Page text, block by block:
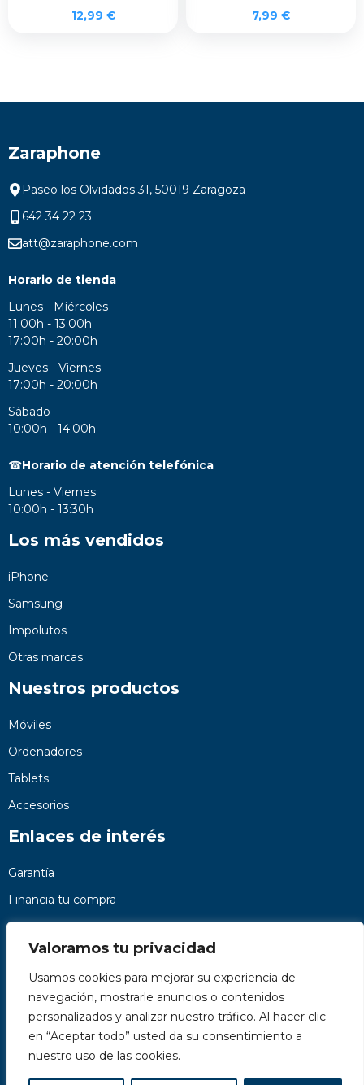
Valoramos tu privacidad
Usamos cookies para mejorar su experiencia de
navegación, mostrarle anuncios o contenidos
personalizados y analizar nuestro tráfico. Al hacer clic
en “Aceptar todo” usted da su consentimiento a
nuestro uso de las cookies.
12,99 € 7,99 €
Zaraphone
Paseo los Olvidados 31, 50019 Zaragoza
642 34 22 23
att@zaraphone.com
Horario de tienda
Lunes - Miércoles
11:00h - 13:00h
17:00h - 20:00h
Jueves - Viernes
17:00h - 20:00h
Sábado
10:00h - 14:00h
☎Horario de atención telefónica
Lunes - Viernes
10:00h - 13:30h
Los más vendidos
iPhone
Samsung
Impolutos
Otras marcas
Nuestros productos
Móviles
Ordenadores
Tablets
Accesorios
Enlaces de interés
Garantía
Financia tu compra
Preguntas frecuentes
Nosotros
Contacto
Páginas legales
Kit Digital